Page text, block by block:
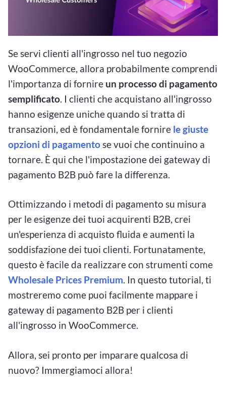
Se servi clienti all'ingrosso nel tuo negozio
WooCommerce, allora probabilmente comprendi
l'importanza di fornire un processo di pagamento
semplificato. I clienti che acquistano all'ingrosso
hanno esigenze uniche quando si tratta di
transazioni, ed è fondamentale fornire le giuste
opzioni di pagamentose vuoi che continuino a
tornare. È qui che l'impostazione dei gateway di
pagamento B2B può fare la differenza.
Ottimizzando i metodi di pagamento su misura
per le esigenze dei tuoi acquirenti B2B, crei
un'esperienza di acquisto fluida e aumenti la
soddisfazione dei tuoi clienti. Fortunatamente,
questo è facile da realizzare con strumenti come
Wholesale Prices Premium. In questo tutorial, ti
mostreremo come puoi facilmente mappare i
gateway di pagamento B2B per i clienti
all'ingrosso in WooCommerce.
Allora, sei pronto per imparare qualcosa di
nuovo? Immergiamoci allora!